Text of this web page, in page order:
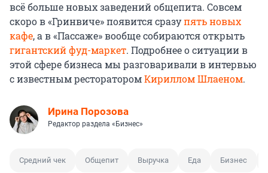
всё больше новых заведений общепита. Совсем
скоро в «Гринвиче» появится сразупять новых
кафе, а в «Пассаже» вообще собираются открыть
гигантский фуд-маркет. Подробнее о ситуации в
этой сфере бизнеса мы разговаривали в интервью
с известным рестораторомКириллом Шлаеном.
Ирина Порозова
Редактор раздела «Бизнес»
Средний чек Общепит Выручка Еда Бизнес